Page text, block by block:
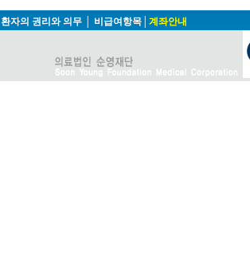
환자의 권리와 의무 비급여항목 계좌안내